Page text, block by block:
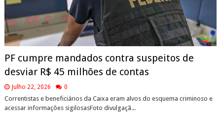
PF cumpre mandados contra suspeitos de
desviar R$ 45 milhões de contas
Julho 22, 2026 0
Correntistas e beneficiários da Caixa eram alvos do esquema criminoso e
acessar informações sigilosasFoto divulgaçã...